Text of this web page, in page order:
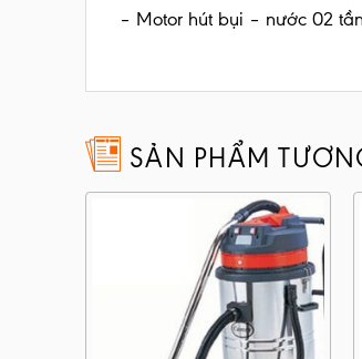
– Motor hút bụi – nước 02
SẢN PHẨM